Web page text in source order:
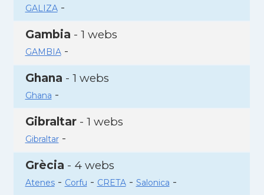
GALIZA-
Gambia - 1 webs
GAMBIA-
Ghana - 1 webs
Ghana -
Gibraltar- 1 webs
Gibraltar-
Grècia - 4 webs
Atenes- Corfu - CRETA- Salonica -